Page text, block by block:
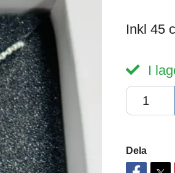
Inkl 45
I
Dela